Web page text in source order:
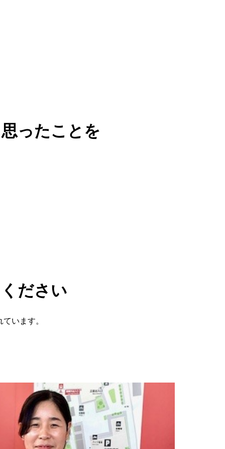
ったことを
ださい
います。